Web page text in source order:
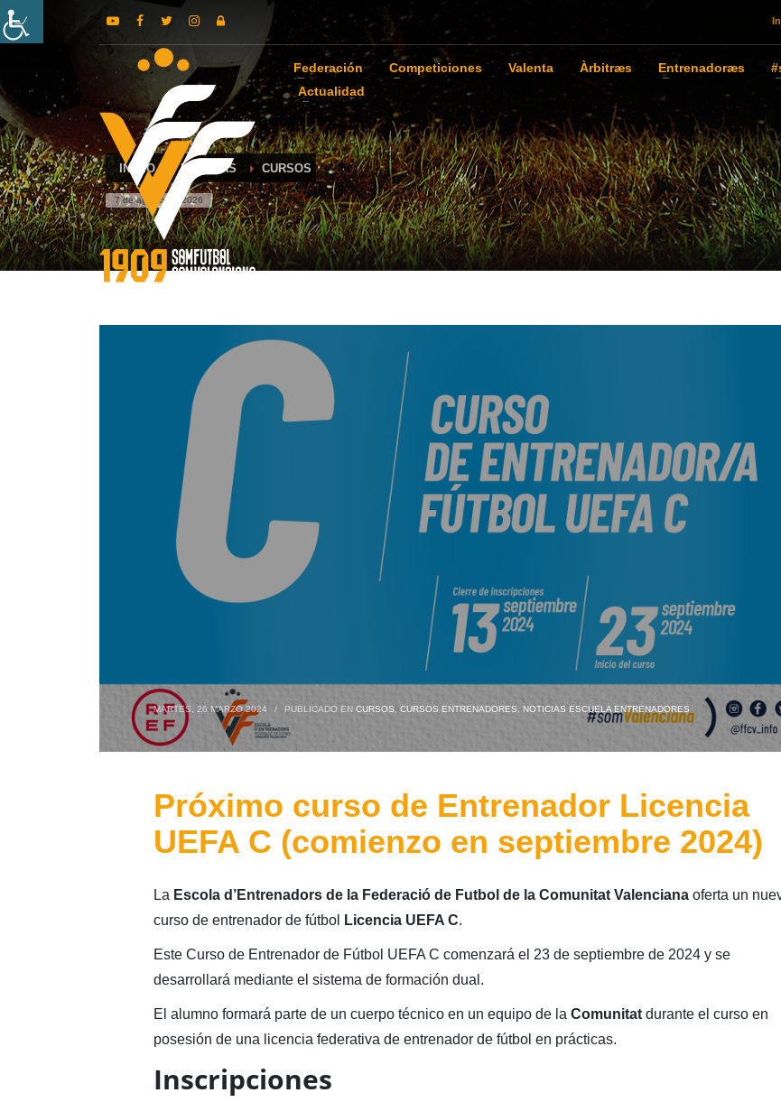
Federación Competiciones Valenta Àrbitræs Entrenadoræs
Actualidad
INICIO NOTICIAS CURSOS
7 de agosto de 2026
MARTES, 26 MARZO 2024 / PUBLICADO EN CURSOS CURSOS ENTRENADORES NOTICIAS ESCUELA ENTRENADORES
Próximo curso de Entrenador Licencia
UEFA C (comienzo en septiembre 2024)
La Escola d’Entrenadors de la Federació de Futbol de la Comunitat Valencianaoferta un
curso de entrenador de fútbol
Licencia UEFA C.
Este Curso de Entrenador de Fútbol UEFA C comenzará el 23 de septiembre de 2024 y se
desarrollará mediante el sistema de formación dual.
El alumno formará parte de un cuerpo técnico en un equipo de la Comunitatdurante el curso en
posesión de una licencia federativa de entrenador de fútbol en prácticas.
Inscripciones